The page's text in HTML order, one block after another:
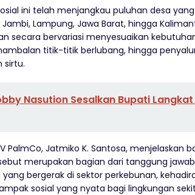
ini telah menjangkau puluhan desa
Lampung, Jawa Barat, hingga
secara bervariasi menyesuaikan
titik-titik berlubang, hingga
sirtu.
Nasution Sesalkan Bupati
PalmCo, Jatmiko K. Santosa, menjelaskan
merupakan bagian dari tanggung
bergerak di sektor perkebunan,
sosial yang nyata bagi lingkungan